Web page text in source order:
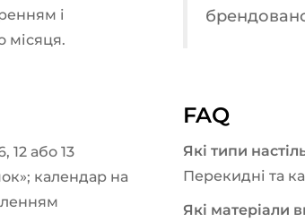
і
місяця.
12 або 13
календар на
FAQ
Які типи
Перекидні та
Які матеріали